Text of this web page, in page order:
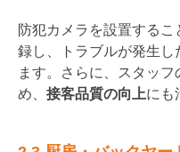
防犯カメラを設置する
録し、トラブルが発生し
ます。さらに、スタッ
め、 接客品質の向上にも